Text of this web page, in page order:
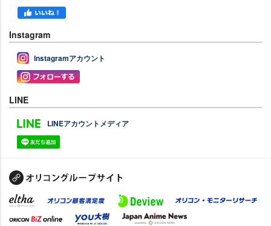
Instagram
Instagramアカウント
LINE
LINEアカウントメディア